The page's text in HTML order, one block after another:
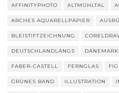
AFFINITYPHOTO ALTMÜHLTAL
ARCHES AQUARELLPAPIER
BLEISTIFTZEICHNUNG
DEUTSCHLANDLÄNGS DÄNEMARK
FABER-CASTELL FERNGLAS
GRÜNES BAND ILLUSTRATION